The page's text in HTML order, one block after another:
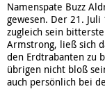
Namenspate Buzz
gewesen. Der 21. Juli
zugleich sein
Armstrong, ließ sich
den Erdtrabanten zu
übrigen nicht bloß
auch persönlich bei